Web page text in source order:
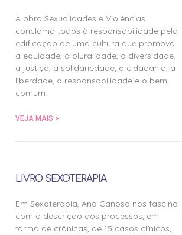
A obra Sexualidades e Violências
conclama todos à responsabilidade pela
edificação de uma cultura que promova
a equidade, a pluralidade, a diversidade,
a justiça, a solidariedade, a cidadania, a
liberdade, a responsabilidade e o bem
comum.
VEJA MAIS >
LIVRO SEXOTERAPIA
Em Sexoterapia, Ana Canosa nos fascina
com a descrição dos processos, em
forma de crônicas, de 15 casos clínicos,